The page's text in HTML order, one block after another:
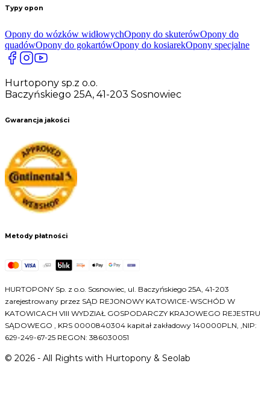
Typy opon
Opony do wózków widłowychOpony do skuterówOpony do
quadówOpony do gokartówOpony do kosiarekOpony specjalne
Hurtopony sp.z o.o.
Baczyńskiego 25A, 41-203 Sosnowiec
Gwarancja jakości
Metody płatności
HURTOPONY Sp. z o.o. Sosnowiec, ul. Baczyńskiego 25A, 41-203
zarejestrowany przez SĄD REJONOWY KATOWICE-WSCHÓD W
KATOWICACH VIII WYDZIAŁ GOSPODARCZY KRAJOWEGO REJESTRU
SĄDOWEGO , KRS 0000840304 kapitał zakładowy 140000PLN, ,NIP:
629-249-67-25 REGON: 386030051
© 2026 - All Rights with Hurtopony & Seolab